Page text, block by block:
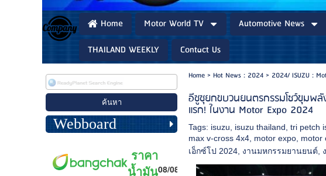
Home Motor World TV Automotive News
THAILAND WEEKLY
Contact Us
Webboard
Home> Hot News : 2024> 2024/ ISUZU :
อีซูซุยกขบวนยนตรกรรมโชว์ขุมพลั
แรก! ในงาน Motor Expo 2024
Tags: isuzu isuzu thailand ,tri petch
max v-cross 4x4 motor expo motor
เอ็กซ์โป 2024 งานมหกรรมยานยนต์